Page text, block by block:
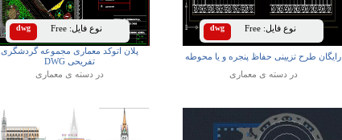
dwg نوع فایل: Free
رایگان طرح تزیینی حفاظ پنجره و یا محوطه
در دسته ی معماری
dwg نوع فایل: Free
پلان اتوکد معماری مجموعه گردشگری
تفریحی DWG
در دسته ی معماری